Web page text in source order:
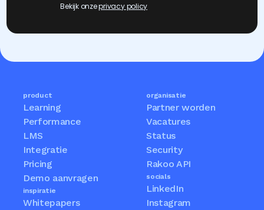
Bekijk onze privacy policy
product
Learning
Performance
LMS
Integratie
Pricing
Demo aanvragen
inspiratie
Whitepapers
organisatie
Partner worden
Vacatures
Status
Security
Rakoo API
socials
LinkedIn
Instagram